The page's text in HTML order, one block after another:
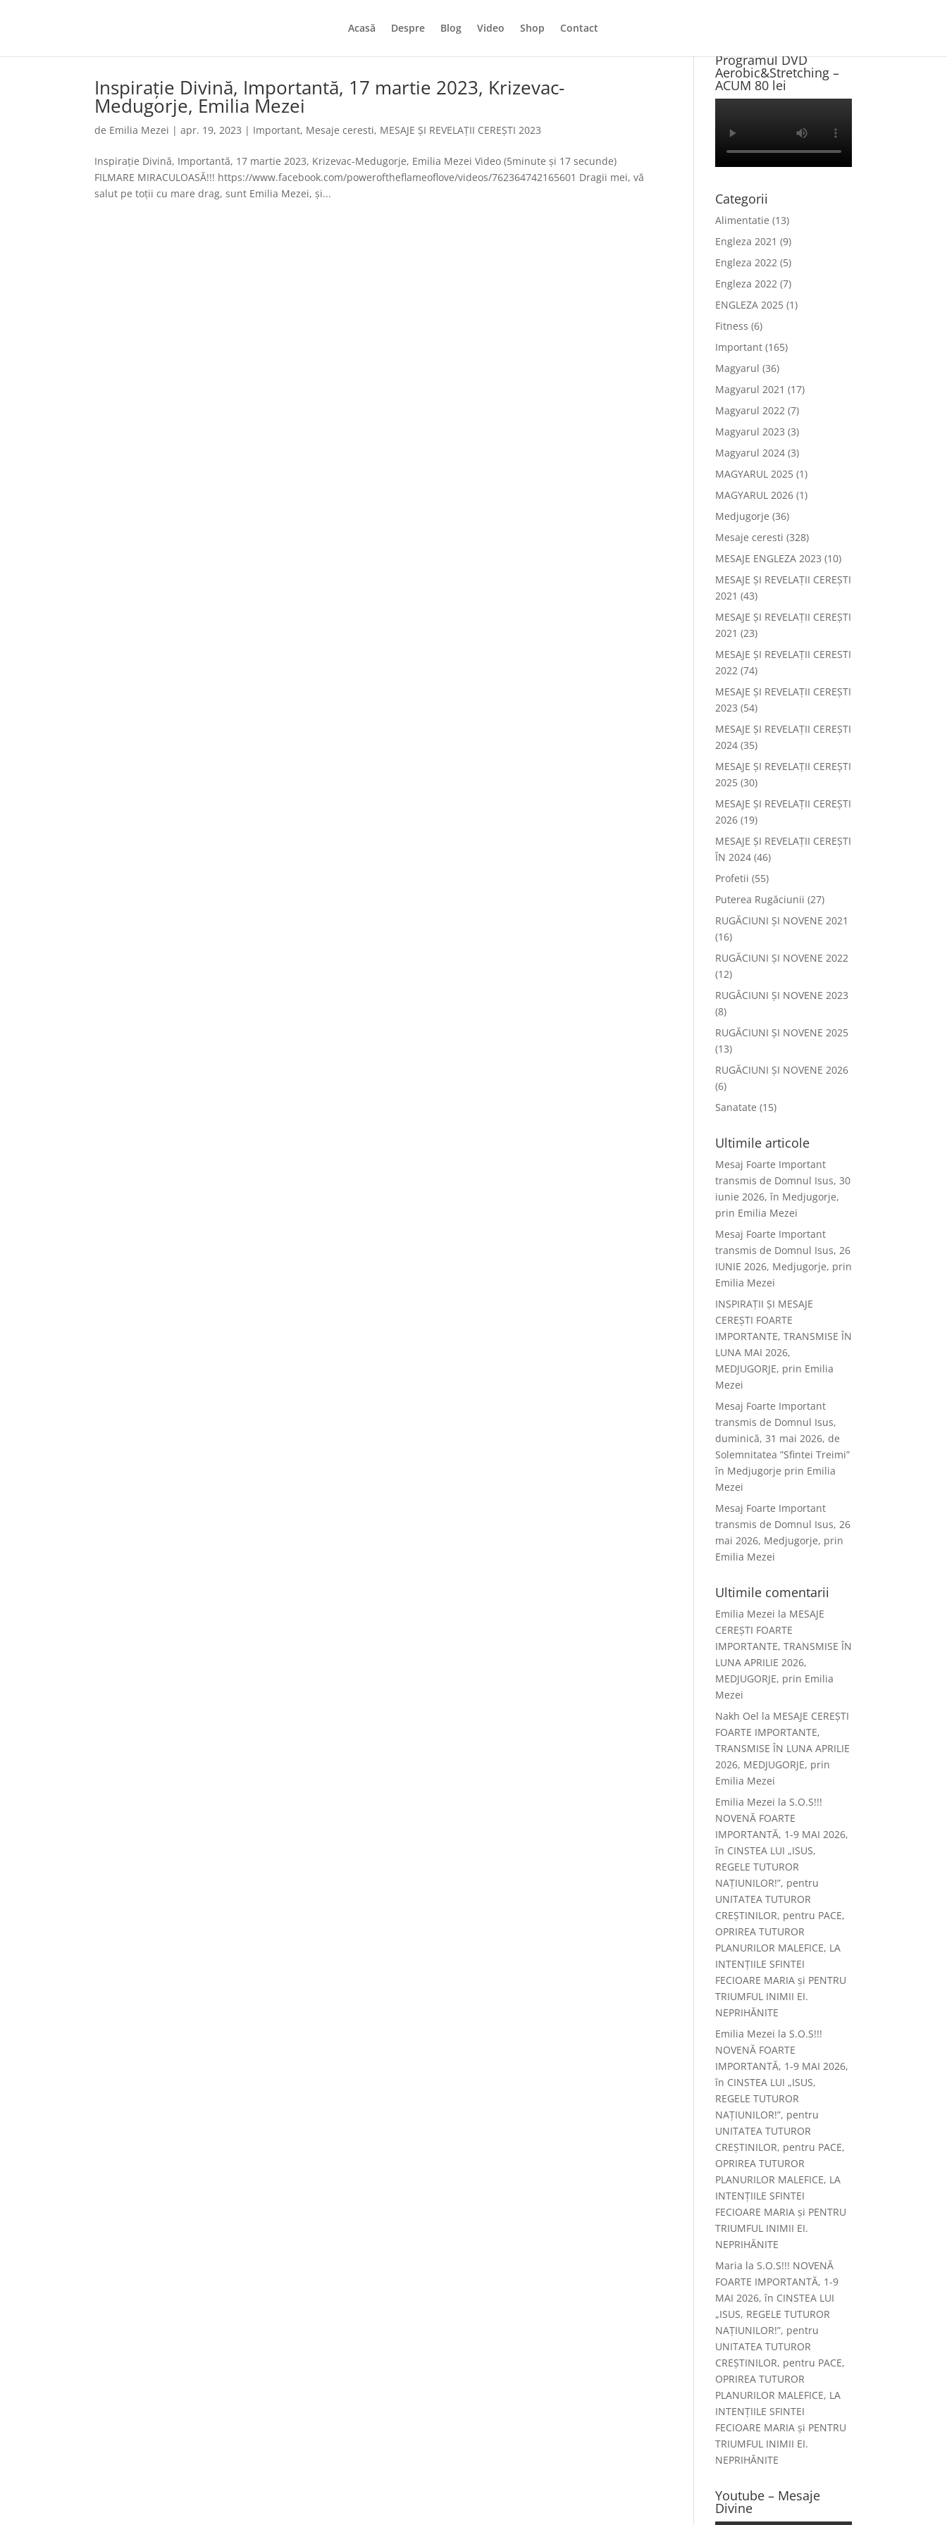
Acasă Despre Blog Video Shop Contact
Inspirație Divină, Importantă, 17 martie 2023, Krizevac-
Medugorje, Emilia Mezei
de Emilia Mezei |apr. 19, 2023 | Important, Mesaje ceresti, MESAJE ȘI REVELAȚII CEREȘTI 2023
Inspirație Divină, Importantă, 17 martie 2023, Krizevac-Medugorje, Emilia Mezei Video (5minute și 17 secunde)
FILMARE MIRACULOASĂ!!! https://www.facebook.com/poweroftheflameoflove/videos/762364742165601 Dragii mei, vă
salut pe toții cu mare drag, sunt Emilia Mezei, și...
Programul DVD
Aerobic&Stretching –
ACUM 80 lei
Categorii
Alimentatie (13)
Engleza 2021 (9)
Engleza 2022 (5)
Engleza 2022 (7)
ENGLEZA 2025 (1)
Fitness (6)
Important (165)
Magyarul (36)
Magyarul 2021 (17)
Magyarul 2022 (7)
Magyarul 2023 (3)
Magyarul 2024 (3)
MAGYARUL 2025 (1)
MAGYARUL 2026 (1)
Medjugorje (36)
Mesaje ceresti (328)
MESAJE ENGLEZA 2023 (10)
MESAJE ȘI REVELAȚII CEREȘTI
2021 (43)
MESAJE ȘI REVELAȚII CEREȘTI
2021 (23)
MESAJE ȘI REVELAȚII CERESTI
2022 (74)
MESAJE ȘI REVELAȚII CEREȘTI
2023 (54)
MESAJE ȘI REVELAȚII CEREȘTI
2024 (35)
MESAJE ȘI REVELAȚII CEREȘTI
2025 (30)
MESAJE ȘI REVELAȚII CEREȘTI
2026 (19)
MESAJE ȘI REVELAȚII CEREȘTI
ÎN 2024 (46)
Profetii (55)
Puterea Rugăciunii (27)
RUGĂCIUNI ȘI NOVENE 2021
(16)
RUGĂCIUNI ȘI NOVENE 2022
(12)
RUGĂCIUNI ȘI NOVENE 2023
(8)
RUGĂCIUNI ȘI NOVENE 2025
(13)
RUGĂCIUNI ȘI NOVENE 2026
(6)
Sanatate (15)
Ultimile articole
Mesaj Foarte Important
transmis de Domnul Isus, 30
iunie 2026, în Medjugorje,
prin Emilia Mezei
Mesaj Foarte Important
transmis de Domnul Isus, 26
IUNIE 2026, Medjugorje, prin
Emilia Mezei
INSPIRAȚII ȘI MESAJE
CEREȘTI FOARTE
IMPORTANTE, TRANSMISE ÎN
LUNA MAI 2026,
MEDJUGORJE, prin Emilia
Mezei
Mesaj Foarte Important
transmis de Domnul Isus,
duminică, 31 mai 2026, de
Solemnitatea ”Sfintei Treimi”
în Medjugorje prin Emilia
Mezei
Mesaj Foarte Important
transmis de Domnul Isus, 26
mai 2026, Medjugorje, prin
Emilia Mezei
Ultimile comentarii
Emilia Mezei la MESAJE
CEREȘTI FOARTE
IMPORTANTE, TRANSMISE ÎN
LUNA APRILIE 2026,
MEDJUGORJE, prin Emilia
Mezei
Nakh Oel la MESAJE CEREȘTI
FOARTE IMPORTANTE,
TRANSMISE ÎN LUNA APRILIE
2026, MEDJUGORJE, prin
Emilia Mezei
Emilia Mezei laS.O.S!!!
NOVENĂ FOARTE
IMPORTANTĂ, 1-9 MAI 2026,
în CINSTEA LUI „ISUS,
REGELE TUTUROR
NAȚIUNILOR!”, pentru
UNITATEA TUTUROR
CREȘTINILOR, pentru PACE,
OPRIREA TUTUROR
PLANURILOR MALEFICE, LA
INTENȚIILE SFINTEI
FECIOARE MARIA și PENTRU
TRIUMFUL INIMII EI.
NEPRIHĂNITE
Emilia Mezei laS.O.S!!!
NOVENĂ FOARTE
IMPORTANTĂ, 1-9 MAI 2026,
în CINSTEA LUI „ISUS,
REGELE TUTUROR
NAȚIUNILOR!”, pentru
UNITATEA TUTUROR
CREȘTINILOR, pentru PACE,
OPRIREA TUTUROR
PLANURILOR MALEFICE, LA
INTENȚIILE SFINTEI
FECIOARE MARIA și PENTRU
TRIUMFUL INIMII EI.
NEPRIHĂNITE
Maria laS.O.S!!! NOVENĂ
FOARTE IMPORTANTĂ, 1-9
MAI 2026, în CINSTEA LUI
„ISUS, REGELE TUTUROR
NAȚIUNILOR!”, pentru
UNITATEA TUTUROR
CREȘTINILOR, pentru PACE,
OPRIREA TUTUROR
PLANURILOR MALEFICE, LA
INTENȚIILE SFINTEI
FECIOARE MARIA și PENTRU
TRIUMFUL INIMII EI.
NEPRIHĂNITE
Youtube – Mesaje
Divine